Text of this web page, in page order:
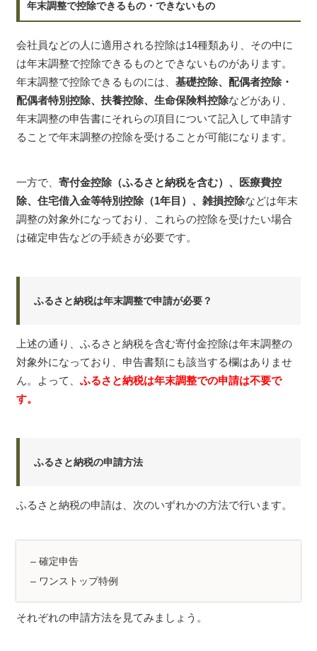
年末調整で控除できるもの・できないもの
会社員などの人に適用される控除は14種類あり、その中に
は年末調整で控除できるものとできないものがあります。
年末調整で控除できるものには、 基礎控除、配偶者控除・
配偶者特別控除、扶養控除、生命保険料控除などがあり、
年末調整の申告書にそれらの項目について記入して申請す
ることで年末調整の控除を受けることが可能になります。
一方で、 寄付金控除（ふるさと納税を含む）、医療費控
除、住宅借入金等特別控除（1年目）、雑損控除などは年末
調整の対象外になっており、これらの控除を受けたい場合
は確定申告などの手続きが必要です。
ふるさと納税は年末調整で申請が必要？
上述の通り、ふるさと納税を含む寄付金控除は年末調整の
対象外になっており、申告書類にも該当する欄はありませ
ん。よって、 ふるさと納税は年末調整での申請は不要で
す。
ふるさと納税の申請方法
ふるさと納税の申請は、次のいずれかの方法で行います。
– 確定申告
– ワンストップ特例
それぞれの申請方法を見てみましょう。